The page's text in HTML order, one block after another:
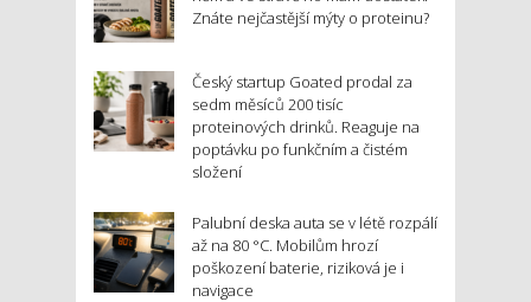
Znáte nejčastější mýty o proteinu?
Český startup Goated prodal za
sedm měsíců 200 tisíc
proteinových drinků. Reaguje na
poptávku po funkčním a čistém
složení
Palubní deska auta se v létě rozpálí
až na 80 °C. Mobilům hrozí
poškození baterie, riziková je i
navigace